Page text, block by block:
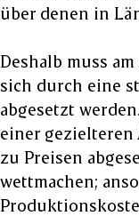
über denen in
Deshalb muss
sich durch eine
abgesetzt
einer
zu Preisen
wettmachen;